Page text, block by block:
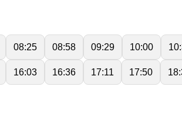
08:25 08:58 09:29 10:00
16:03 16:36 17:11 17:50